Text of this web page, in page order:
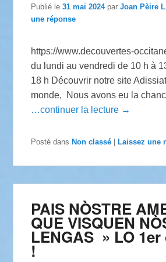
Publié le31 mai 2024 parJoan Pèire
une réponse
https://www.decouvertes-
du lundi au vendredi de 10 h à
18 h Découvrir notre site
monde, Nous avons eu la
…continuer la lecture →
Posté dans Non classé Laissez une
PAIS NÒSTRE
QUE VISQUEN
LENGAS » LO 1er
!